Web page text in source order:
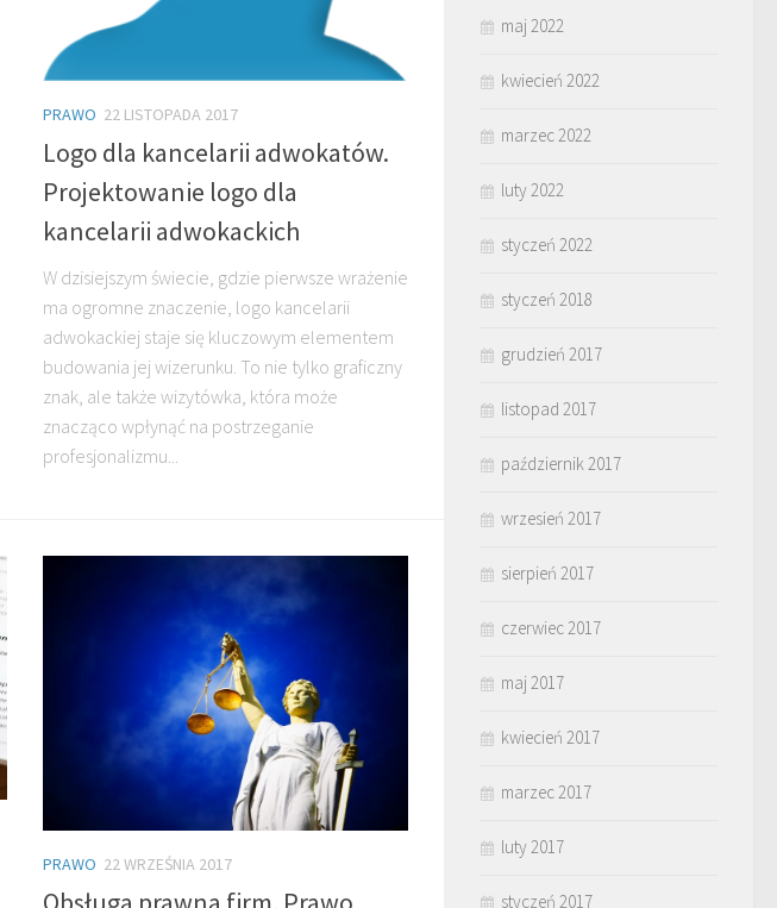
PRAWO 22 LISTOPADA 2017
Logo dla kancelarii adwokatów.
Projektowanie logo dla
kancelarii adwokackich
W dzisiejszym świecie, gdzie pierwsze wrażenie
ma ogromne znaczenie, logo kancelarii
adwokackiej staje się kluczowym elementem
budowania jej wizerunku. To nie tylko graficzny
znak, ale także wizytówka, która może
znacząco wpłynąć na postrzeganie
profesjonalizmu...
PRAWO 22 WRZEŚNIA 2017
maj 2022
kwiecień 2022
marzec 2022
luty 2022
styczeń 2022
styczeń 2018
grudzień 2017
listopad 2017
październik 2017
wrzesień 2017
sierpień 2017
czerwiec 2017
maj 2017
kwiecień 2017
marzec 2017
luty 2017
styczeń 2017